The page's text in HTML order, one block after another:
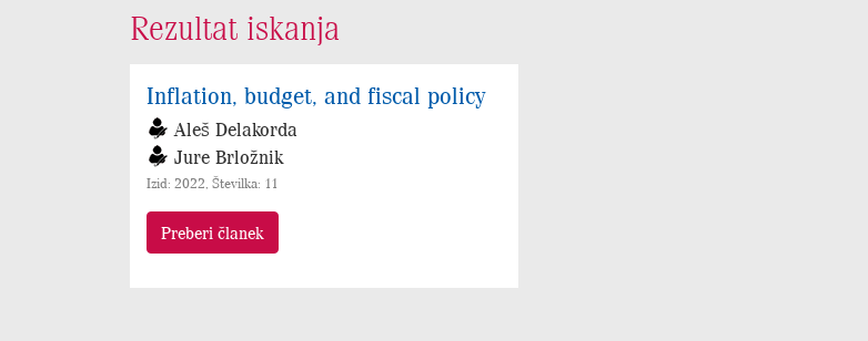
Rezultat iskanja
Inflation, budget, and fiscal policy
Aleš Delakorda
Jure Brložnik
Izid: 2022, Številka: 11
Preberi članek